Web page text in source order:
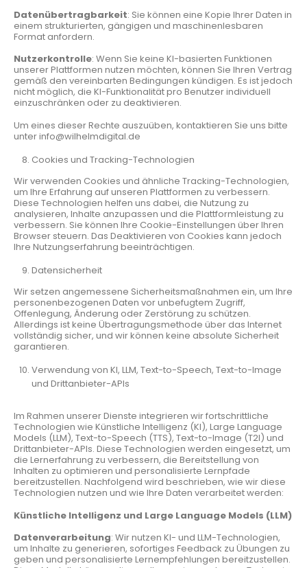
Datenübertragbarkeit: Sie können eine Kopie Ihrer Daten in
einem strukturierten, gängigen und maschinenlesbaren
Format anfordern.
Nutzerkontrolle: Wenn Sie keine KI-basierten Funktionen
unserer Plattformen nutzen möchten, können Sie Ihren Vertrag
gemäß den vereinbarten Bedingungen kündigen. Es ist jedoch
nicht möglich, die KI-Funktionalität pro Benutzer individuell
einzuschränken oder zu deaktivieren.
Um eines dieser Rechte auszuüben, kontaktieren Sie uns bitte
unter info@wilhelmdigital.de
Cookies und Tracking-Technologien
Wir verwenden Cookies und ähnliche Tracking-Technologien,
um Ihre Erfahrung auf unseren Plattformen zu verbessern.
Diese Technologien helfen uns dabei, die Nutzung zu
analysieren, Inhalte anzupassen und die Plattformleistung zu
verbessern. Sie können Ihre Cookie-Einstellungen über Ihren
Browser steuern. Das Deaktivieren von Cookies kann jedoch
Ihre Nutzungserfahrung beeinträchtigen.
Datensicherheit
Wir setzen angemessene Sicherheitsmaßnahmen ein, um Ihre
personenbezogenen Daten vor unbefugtem Zugriff,
Offenlegung, Änderung oder Zerstörung zu schützen.
Allerdings ist keine Übertragungsmethode über das Internet
vollständig sicher, und wir können keine absolute Sicherheit
garantieren.
Verwendung von KI, LLM, Text-to-Speech, Text-to-Image
und Drittanbieter-APIs
Im Rahmen unserer Dienste integrieren wir fortschrittliche
Technologien wie Künstliche Intelligenz (KI), Large Language
Models (LLM), Text-to-Speech (TTS), Text-to-Image (T2I) und
Drittanbieter-APIs. Diese Technologien werden eingesetzt, um
die Lernerfahrung zu verbessern, die Bereitstellung von
Inhalten zu optimieren und personalisierte Lernpfade
bereitzustellen. Nachfolgend wird beschrieben, wie wir diese
Technologien nutzen und wie Ihre Daten verarbeitet werden:
Künstliche Intelligenz und Large Language Models (LLM)
Datenverarbeitung: Wir nutzen KI- und LLM-Technologien,
um Inhalte zu generieren, sofortiges Feedback zu Übungen zu
geben und personalisierte Lernempfehlungen bereitzustellen.